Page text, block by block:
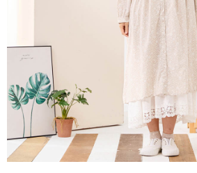
※ 交易是否成功請以「AFTEE先享後付 」之結
是否繳費成功／繳費後需取消欲退款等相關疑
https://
【注意事項】
１．透過由恩沛科技股份有限公司提供之「
易，需依本服務之必要範圍內提供個人資料，
權轉讓予恩沛科技股份有限公司。
２．關於個人資料處理事宜，請瀏覽以下網址：
https://aftee.tw/terms/#terms3
３．未成年的使用者請事先徵得法定代理人或監
「AFTEE先享後付」，若未經同意申辦者引起
每筆NT$60，滿NT$2,000(含以上)免運費
黑貓宅急便(包裹尺寸60cm以下)
每筆NT$100，滿NT$2,000(含以上)免運費
黑貓宅急便(包裹尺寸90cm以下)
每筆NT$140，滿NT$2,000(含以上)免運費